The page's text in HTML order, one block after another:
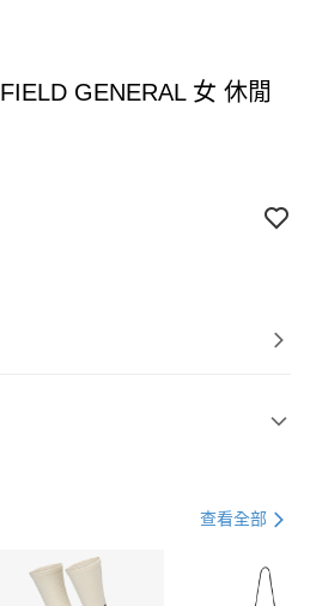
GENERAL 女 休閒
21家銀行
查看全部